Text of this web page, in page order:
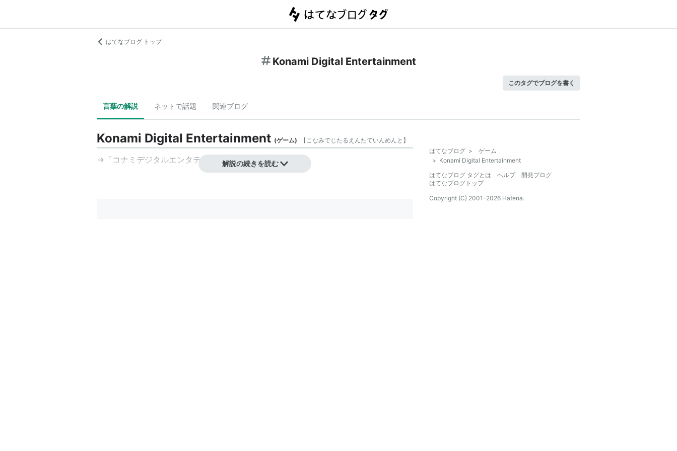
はてなブログ トップ
Konami Digital Entertainment
このタグでブログを書く
言葉の解説 ネットで話題 関連ブログ
Konami Digital Entertainment (ゲーム) 【こなみでじたるえんたていんめんと 】
→「コナミデジタルエンタテインメント」参照
解説の続きを読む
はてなブログ >
ゲーム
> Konami Digital Entertainment
はてなブログ タグとは
ヘルプ
開発ブログ
はてなブログトップ
Copyright (C) 2001-2026 Hatena.